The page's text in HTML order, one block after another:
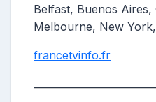
Belfast, Buenos
Melbourne, New
francetvinfo.fr